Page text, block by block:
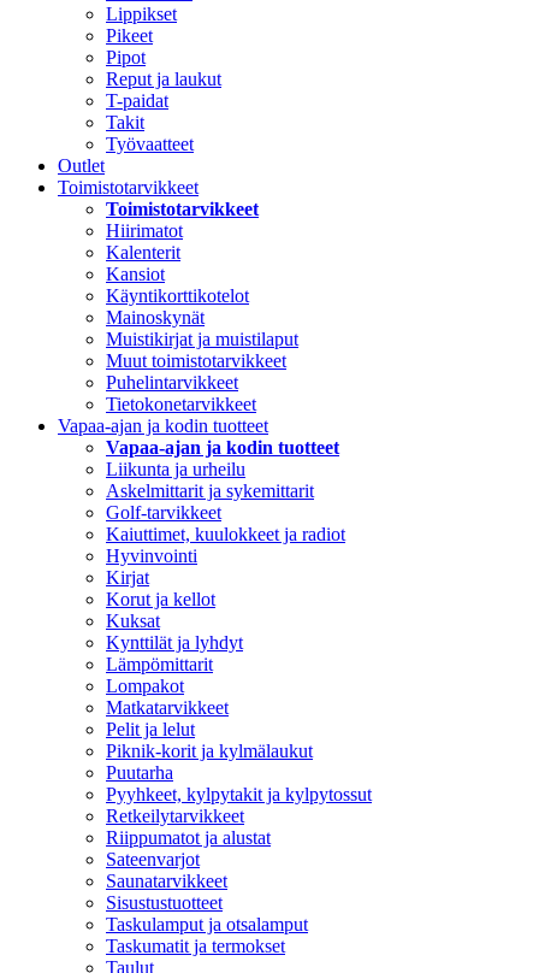
Lippikset
Pikeet
Pipot
Reput ja laukut
T-paidat
Takit
Työvaatteet
Outlet
Toimistotarvikkeet
Toimistotarvikkeet
Hiirimatot
Kalenterit
Kansiot
Käyntikorttikotelot
Mainoskynät
Muistikirjat ja muistilaput
Muut toimistotarvikkeet
Puhelintarvikkeet
Tietokonetarvikkeet
Vapaa-ajan ja kodin tuotteet
Vapaa-ajan ja kodin tuotteet
Liikunta ja urheilu
Askelmittarit ja sykemittarit
Golf-tarvikkeet
Kaiuttimet, kuulokkeet ja radiot
Hyvinvointi
Kirjat
Korut ja kellot
Kuksat
Kynttilät ja lyhdyt
Lämpömittarit
Lompakot
Matkatarvikkeet
Pelit ja lelut
Piknik-korit ja kylmälaukut
Puutarha
Pyyhkeet, kylpytakit ja kylpytossut
Retkeilytarvikkeet
Riippumatot ja alustat
Sateenvarjot
Saunatarvikkeet
Sisustustuotteet
Taskulamput ja otsalamput
Taskumatit ja termokset
Taulut